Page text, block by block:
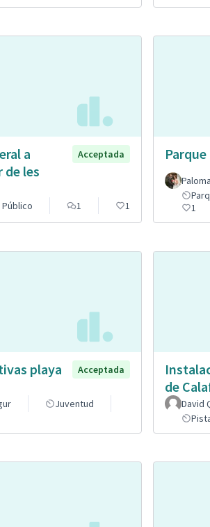
a
les
Acceptada
1 1
1
playa
Acceptada
Juventud
de
David